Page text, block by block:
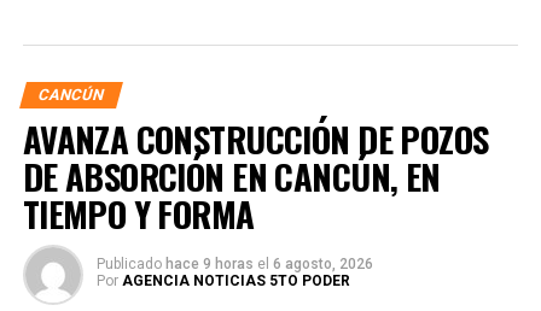
CANCÚN
AVANZA CONSTRUCCIÓN DE POZOS
DE ABSORCIÓN EN CANCÚN, EN
TIEMPO Y FORMA
Publicado hace 9 horas el 6 agosto, 2026
Por AGENCIA NOTICIAS 5TO PODER